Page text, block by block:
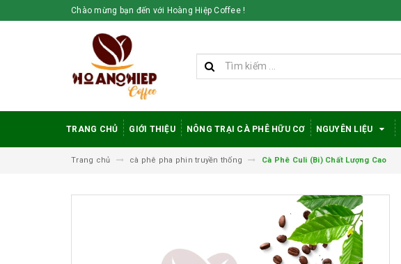
Chào mừng bạn đến với Hoàng Hiệp Coffee !
TRANG CHỦ GIỚI THIỆU NÔNG TRẠI CÀ PHÊ HỮU CƠ NGUYÊN LIỆU
Trang chủ cà phê pha phin truyền thống Cà Phê Culi (Bi) Chất Lượng Cao